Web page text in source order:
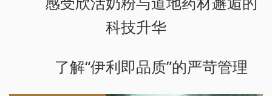
科技升华
了解“伊利即品质”的严苛管理